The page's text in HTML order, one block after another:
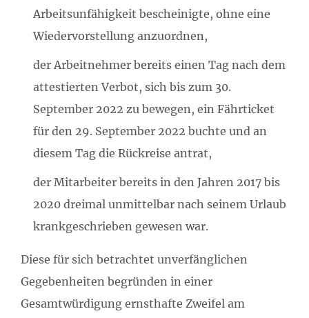
Arbeitsunfähigkeit bescheinigte, ohne eine
Wiedervorstellung anzuordnen,
der Arbeitnehmer bereits einen Tag nach dem
attestierten Verbot, sich bis zum 30.
September 2022 zu bewegen, ein Fährticket
für den 29. September 2022 buchte und an
diesem Tag die Rückreise antrat,
der Mitarbeiter bereits in den Jahren 2017 bis
2020 dreimal unmittelbar nach seinem Urlaub
krankgeschrieben gewesen war.
Diese für sich betrachtet unverfänglichen
Gegebenheiten begründen in einer
Gesamtwürdigung ernsthafte Zweifel am